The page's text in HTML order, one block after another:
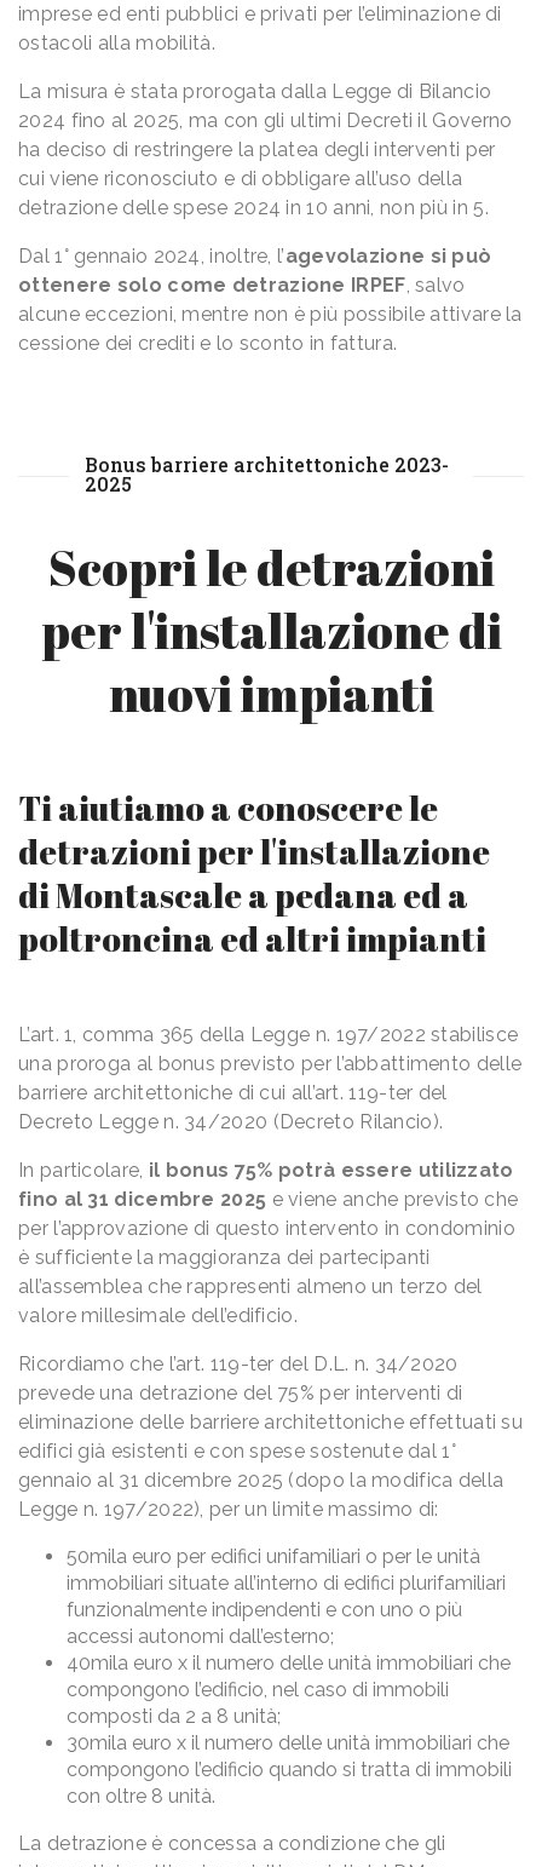
imprese ed enti pubblici e privati per l’eliminazione di
ostacoli alla mobilità.
La misura è stata prorogata dalla Legge di Bilancio
2024 fino al 2025, ma con gli ultimi Decreti il Governo
ha deciso di restringere la platea degli interventi per
cui viene riconosciuto e di obbligare all’uso della
detrazione delle spese 2024 in 10 anni, non più in 5.
Dal 1° gennaio 2024, inoltre, l’agevolazione si può
ottenere solo come detrazione IRPEF, salvo
alcune eccezioni, mentre non è più possibile attivare la
cessione dei crediti e lo sconto in fattura.
Bonus barriere architettoniche 2023-
2025
Scopri le detrazioni
per l'installazione di
nuovi impianti
Ti aiutiamo a conoscere le
detrazioni per l'installazione
di Montascale a pedana ed a
poltroncina ed altri impianti
L’art. 1, comma 365 della Legge n. 197/2022 stabilisce
una proroga al bonus previsto per l’abbattimento delle
barriere architettoniche di cui all’art. 119-ter del
Decreto Legge n. 34/2020 (Decreto Rilancio).
In particolare, il bonus 75% potrà essere utilizzato
fino al 31 dicembre 2025 e viene anche previsto che
per l’approvazione di questo intervento in condominio
è sufficiente la maggioranza dei partecipanti
all’assemblea che rappresenti almeno un terzo del
valore millesimale dell’edificio.
Ricordiamo che l’art. 119-ter del D.L. n. 34/2020
prevede una detrazione del 75% per interventi di
eliminazione delle barriere architettoniche effettuati su
edifici già esistenti e con spese sostenute dal 1°
gennaio al 31 dicembre 2025 (dopo la modifica della
Legge n. 197/2022), per un limite massimo di:
50mila euro per edifici unifamiliari o per le unità
immobiliari situate all’interno di edifici plurifamiliari
funzionalmente indipendenti e con uno o più
accessi autonomi dall’esterno;
40mila euro x il numero delle unità immobiliari che
compongono l’edificio, nel caso di immobili
composti da 2 a 8 unità;
30mila euro x il numero delle unità immobiliari che
compongono l’edificio quando si tratta di immobili
con oltre 8 unità.
La detrazione è concessa a condizione che gli